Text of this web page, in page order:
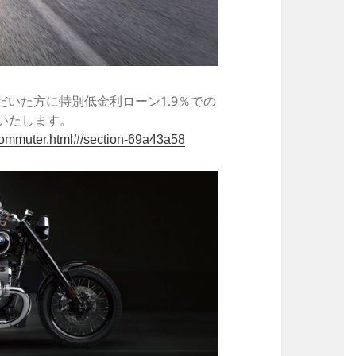
いた方に特別低金利ローン1.9％での
します。
section-69a43a58